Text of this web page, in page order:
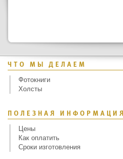
ЧТО МЫ ДЕЛАЕМ
Фотокниги
Холсты
ПОЛЕЗНАЯ ИНФОРМАЦИЯ
Цены
Как оплатить
Сроки изготовления